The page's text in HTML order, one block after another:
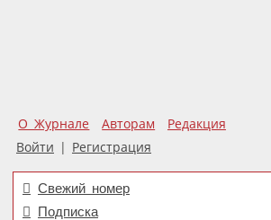
О Журнале Авторам
Редакция
Войти | Регистрация
Свежий номер
Подписка